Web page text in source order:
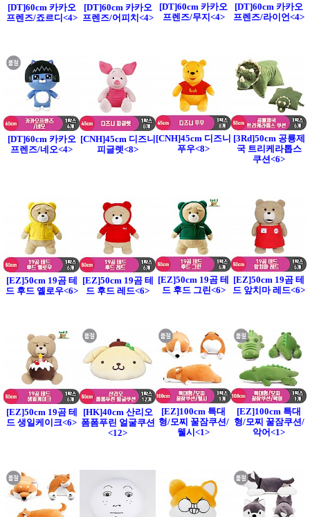
[DT]60cm 카카오
프렌즈/죠르디<4>
[DT]60cm 카카오
프렌즈/어피치<4>
[DT]60cm 카카오
프렌즈/무지<4>
[DT]60cm 카카오
프렌즈/라이언<4>
[DT]60cm 카카오
프렌즈/네오<4>
[CNH]45cm 디즈니
피글렛<8>
[CNH]45cm 디즈니
푸우<8>
[3Rd]50cm 공룡제
국 트리케라톱스
쿠션<6>
[EZ]50cm 19곰 테
드 후드 옐로우<6>
[EZ]50cm 19곰 테
드 후드 레드<6>
[EZ]50cm 19곰 테
드 후드 그린<6>
[EZ]50cm 19곰 테
드 앞치마 레드<6>
[EZ]50cm 19곰 테
드 생일케이크<6>
[HK]40cm 산리오
폼폼푸린 얼굴쿠션
<12>
[EZ]100cm 특대
형/모찌 꿀잠쿠션/
웰시<1>
[EZ]100cm 특대
형/모찌 꿀잠쿠션/
악어<1>